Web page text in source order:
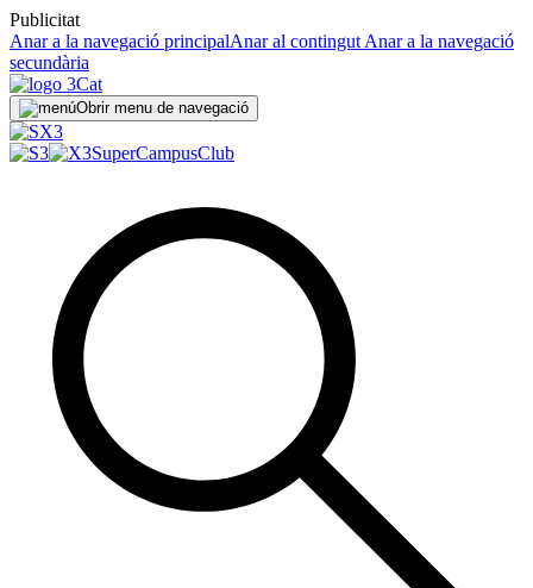
Publicitat
Anar a la navegació principalAnar al contingut Anar a la navegació
secundària
Obrir menu de navegació
SuperCampusClub